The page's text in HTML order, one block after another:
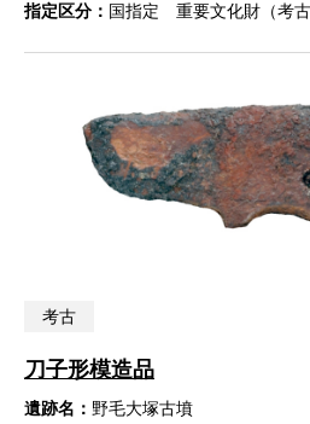
指定区分： 国指定 重要文化財（考古
考古
刀子形模造品
遺跡名： 野毛大塚古墳